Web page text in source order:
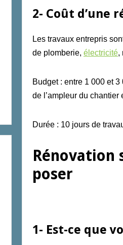
2- Coût d’une
Les travaux entrepris
de plomberie, électricité,
Budget : entre 1 000 et
de l’ampleur du
Durée : 10 jours de
Rénovation
poser
1- Est-ce que